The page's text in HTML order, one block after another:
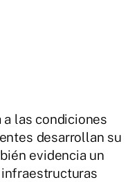
las condiciones
desarrollan su
evidencia un